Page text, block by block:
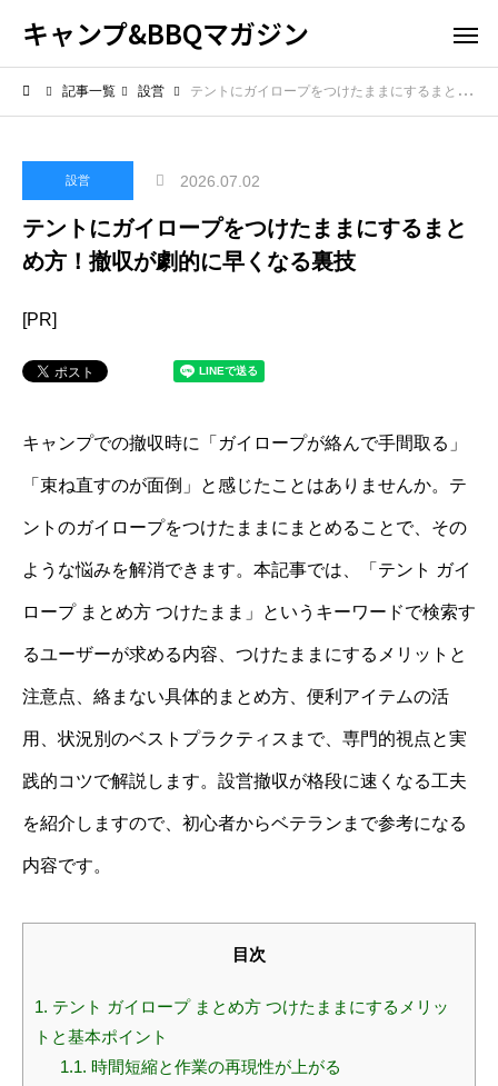
キャンプ&BBQマガジン
記事一覧 設営 テントにガイロープをつけたままにするまとめ方！撤収が劇的に早くなる裏技
設営 2026.07.02
テントにガイロープをつけたままにするまと
め方！撤収が劇的に早くなる裏技
[PR]
キャンプでの撤収時に「ガイロープが絡んで手間取る」
「束ね直すのが面倒」と感じたことはありませんか。テ
ントのガイロープをつけたままにまとめることで、その
ような悩みを解消できます。本記事では、「テント ガイ
ロープ まとめ方 つけたまま」というキーワードで検索す
るユーザーが求める内容、つけたままにするメリットと
注意点、絡まない具体的まとめ方、便利アイテムの活
用、状況別のベストプラクティスまで、専門的視点と実
践的コツで解説します。設営撤収が格段に速くなる工夫
を紹介しますので、初心者からベテランまで参考になる
内容です。
目次
1. テント ガイロープ まとめ方 つけたままにするメリッ
トと基本ポイント
1.1. 時間短縮と作業の再現性が上がる